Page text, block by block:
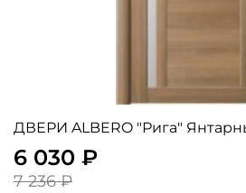
ДВЕРИ ALBERO "Рига"
6 030 ₽
7 236 ₽